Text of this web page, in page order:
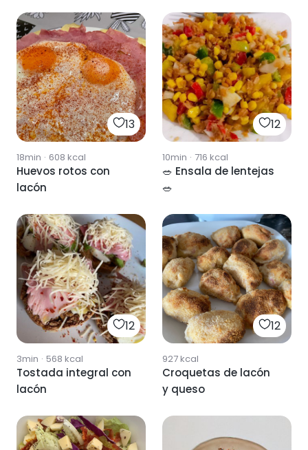
13
18min · 608 kcal
Huevos rotos con
lacón
12
10min · 716 kcal
🥗 Ensala de lentejas
🥗
12
3min · 568 kcal
Tostada integral con
lacón
12
927kcal
Croquetas de lacón
y queso